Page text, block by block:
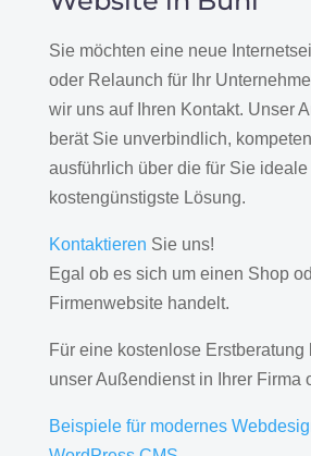
Sie möchten eine neue
oder Relaunch für Ihr
wir uns auf Ihren Kontakt. Unser
berät Sie unverbindlich,
ausführlich über die für Sie ideale
kostengünstigste Lösung.
Kontaktieren Sie uns!
Egal ob es sich um einen Shop
Firmenwebsite handelt.
Für eine kostenlose Erstberatung
unser Außendienst in Ihrer Firma
Beispiele für modernes